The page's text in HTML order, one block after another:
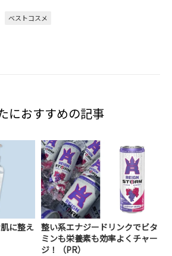
ベストコスメ
におすすめの記事
に整え
整い系エナジードリンクでビタ
ミンも栄養素も効率よくチャー
ジ！（PR）